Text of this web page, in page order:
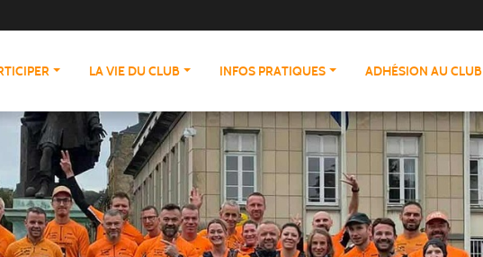
LA VIE DU CLUB INFOS PRATIQUES ADHÉSION AU CLUB